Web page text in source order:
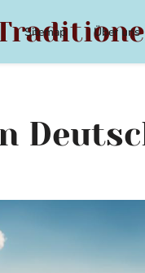
Sitemap Über uns